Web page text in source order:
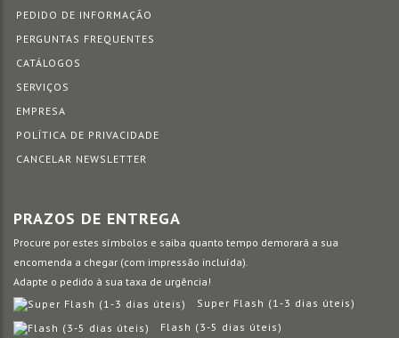
PEDIDO DE INFORMAÇÃO
PERGUNTAS FREQUENTES
CATÁLOGOS
SERVIÇOS
EMPRESA
POLÍTICA DE PRIVACIDADE
CANCELAR NEWSLETTER
PRAZOS DE ENTREGA
Procure por estes símbolos e saiba quanto tempo demorará a sua
encomenda a chegar (com impressão incluída).
Adapte o pedido à sua taxa de urgência!
Super Flash (1-3 dias úteis)
Flash (3-5 dias úteis)